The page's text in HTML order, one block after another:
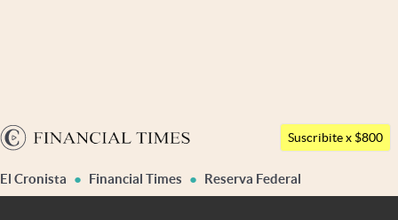
Argentina
Members
Economía y Política
Suscribite x $800
El Cronista Financial Times Reserva Federal